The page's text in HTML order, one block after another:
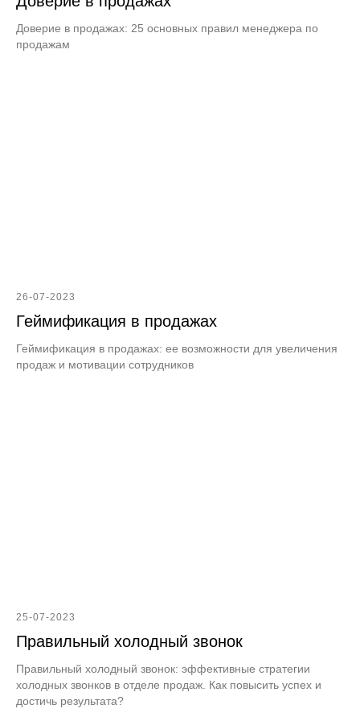
Доверие в продажах: 25 основных правил менеджера по
продажам
26-07-2023
Геймификация в продажах
Геймификация в продажах: ее возможности для увеличения
продаж и мотивации сотрудников
25-07-2023
Правильный холодный звонок
Правильный холодный звонок: эффективные стратегии
холодных звонков в отделе продаж. Как повысить успех и
достичь результата?